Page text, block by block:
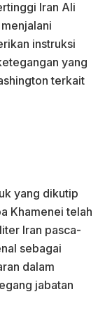
Iran Ali
instruksi
yang
terkait
yang dikutip
Khamenei telah
Iran pasca-
sebagai
dalam
jabatan